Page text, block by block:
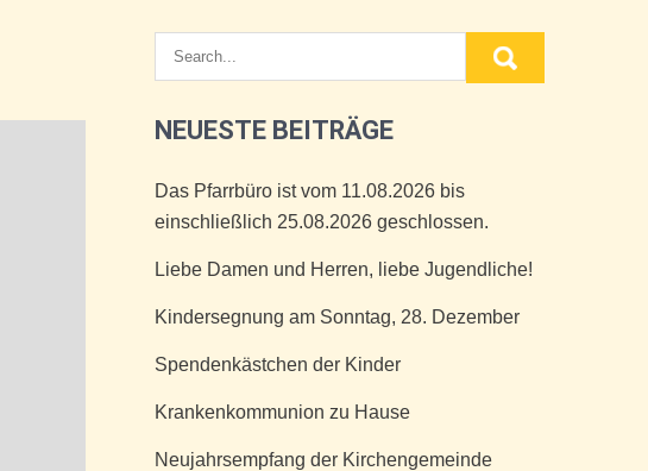
NEUESTE BEITRÄGE
Das Pfarrbüro ist vom 11.08.2026 bis
einschließlich 25.08.2026 geschlossen.
Liebe Damen und Herren, liebe Jugendliche!
Kindersegnung am Sonntag, 28. Dezember
Spendenkästchen der Kinder
Krankenkommunion zu Hause
Neujahrsempfang der Kirchengemeinde